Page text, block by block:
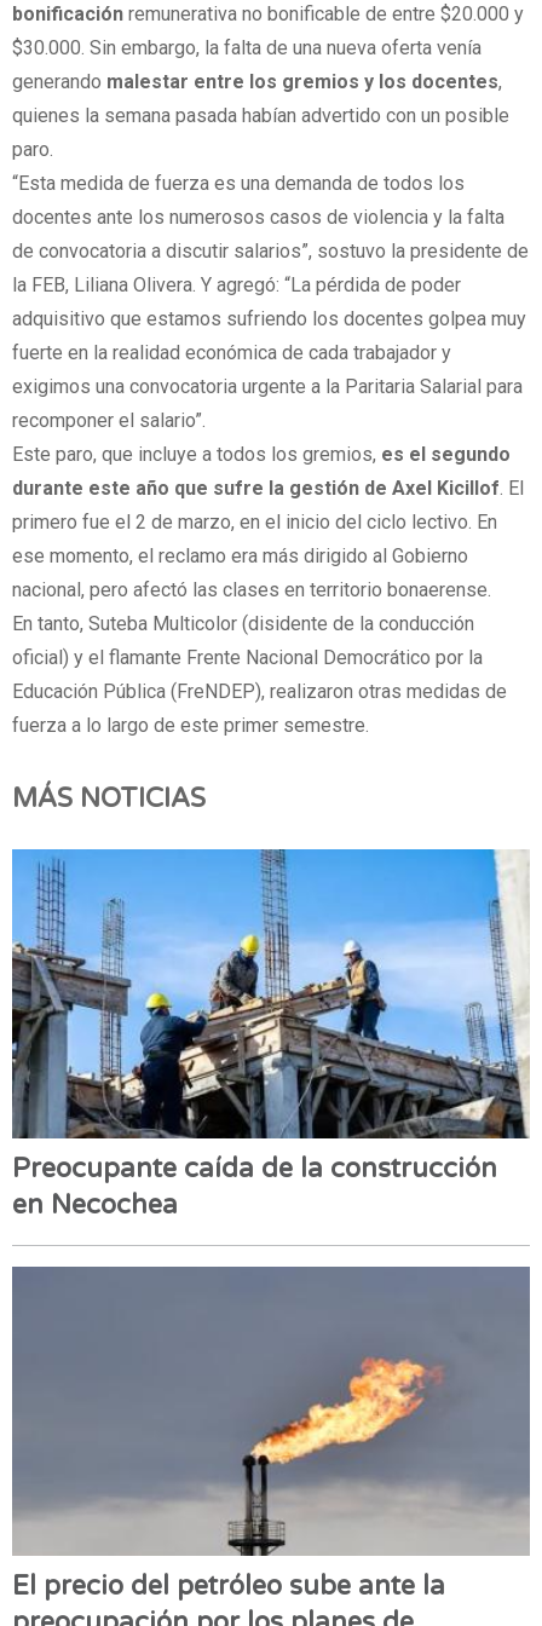
bonificación remunerativa no bonificable de entre $20.000 y
$30.000. Sin embargo, la falta de una nueva oferta venía
generando malestar entre los gremios y los docentes,
quienes la semana pasada habían advertido con un posible
paro.
“Esta medida de fuerza es una demanda de todos los
docentes ante los numerosos casos de violencia y la falta
de convocatoria a discutir salarios”, sostuvo la presidente de
la FEB, Liliana Olivera. Y agregó: “La pérdida de poder
adquisitivo que estamos sufriendo los docentes golpea muy
fuerte en la realidad económica de cada trabajador y
exigimos una convocatoria urgente a la Paritaria Salarial para
recomponer el salario”.
Este paro, que incluye a todos los gremios, es el segundo
durante este año que sufre la gestión de Axel Kicillof. El
primero fue el 2 de marzo, en el inicio del ciclo lectivo. En
ese momento, el reclamo era más dirigido al Gobierno
nacional, pero afectó las clases en territorio bonaerense.
En tanto, Suteba Multicolor (disidente de la conducción
oficial) y el flamante Frente Nacional Democrático por la
Educación Pública (FreNDEP), realizaron otras medidas de
fuerza a lo largo de este primer semestre.
MÁS NOTICIAS
Preocupante caída de la construcción
en Necochea
El precio del petróleo sube ante la